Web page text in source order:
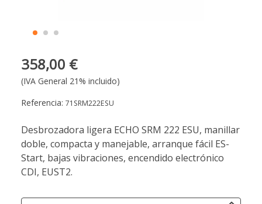
358,00 €
(IVA General 21% incluido)
Referencia: 71SRM222ESU
Desbrozadora ligera ECHO SRM 222 ESU, manillar
doble, compacta y manejable, arranque fácil ES-
Start, bajas vibraciones, encendido electrónico
CDI, EUST2.